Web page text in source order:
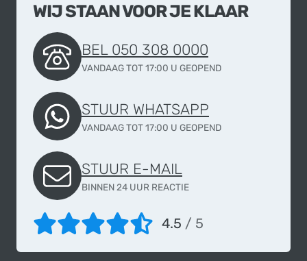
WIJ STAAN VOOR JE KLAAR
BEL 050 308 0000
VANDAAG TOT 17:00 U GEOPEND
STUUR WHATSAPP
VANDAAG TOT 17:00 U GEOPEND
STUUR E-MAIL
BINNEN 24 UUR REACTIE
4.5 / 5